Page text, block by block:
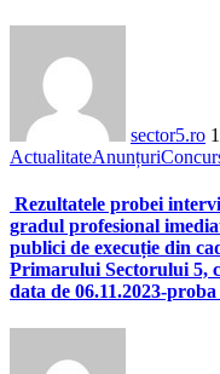
sector5.ro
ActualitateAnunțuri
Rezultatele probei
gradul profesional
publici de execuție din
Primarului Sectorului 5,
data de 06.11.2023-proba